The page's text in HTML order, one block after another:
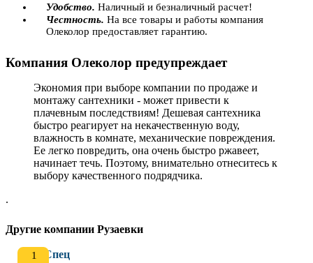
Удобство. Наличный и безналичный расчет!
Честность. На все товары и работы компания
Олеколор предоставляет гарантию.
Компания Олеколор предупреждает
Экономия при выборе компании по продаже и
монтажу сантехники - может привести к
плачевным последствиям! Дешевая сантехника
быстро реагирует на некачественную воду,
влажность в комнате, механические повреждения.
Ее легко повредить, она очень быстро ржавеет,
начинает течь. Поэтому, внимательно отнеситесь к
выбору качественного подрядчика.
.
Другие компании Рузаевки
Спец